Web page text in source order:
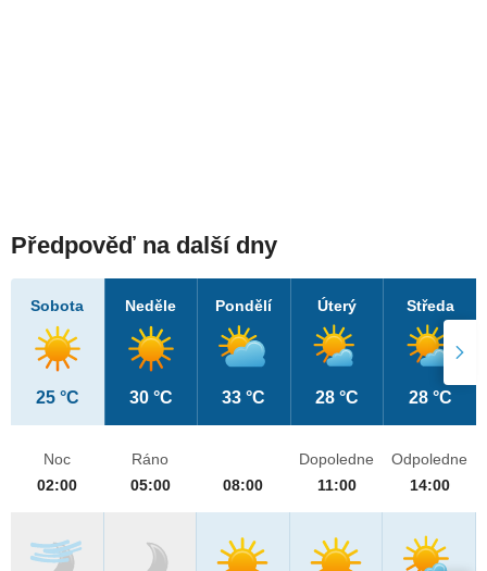
Předpověď na další dny
Sobota
25 °C
Neděle
30 °C
Pondělí
33 °C
Úterý
28 °C
Středa
28 °C
Noc
02:00
Ráno
05:00
08:00
Dopoledne
11:00
Odpoledne
14:00